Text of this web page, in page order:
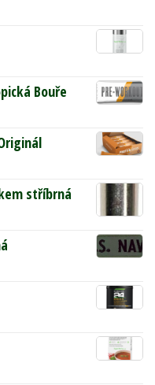
Bouře
stříbrná